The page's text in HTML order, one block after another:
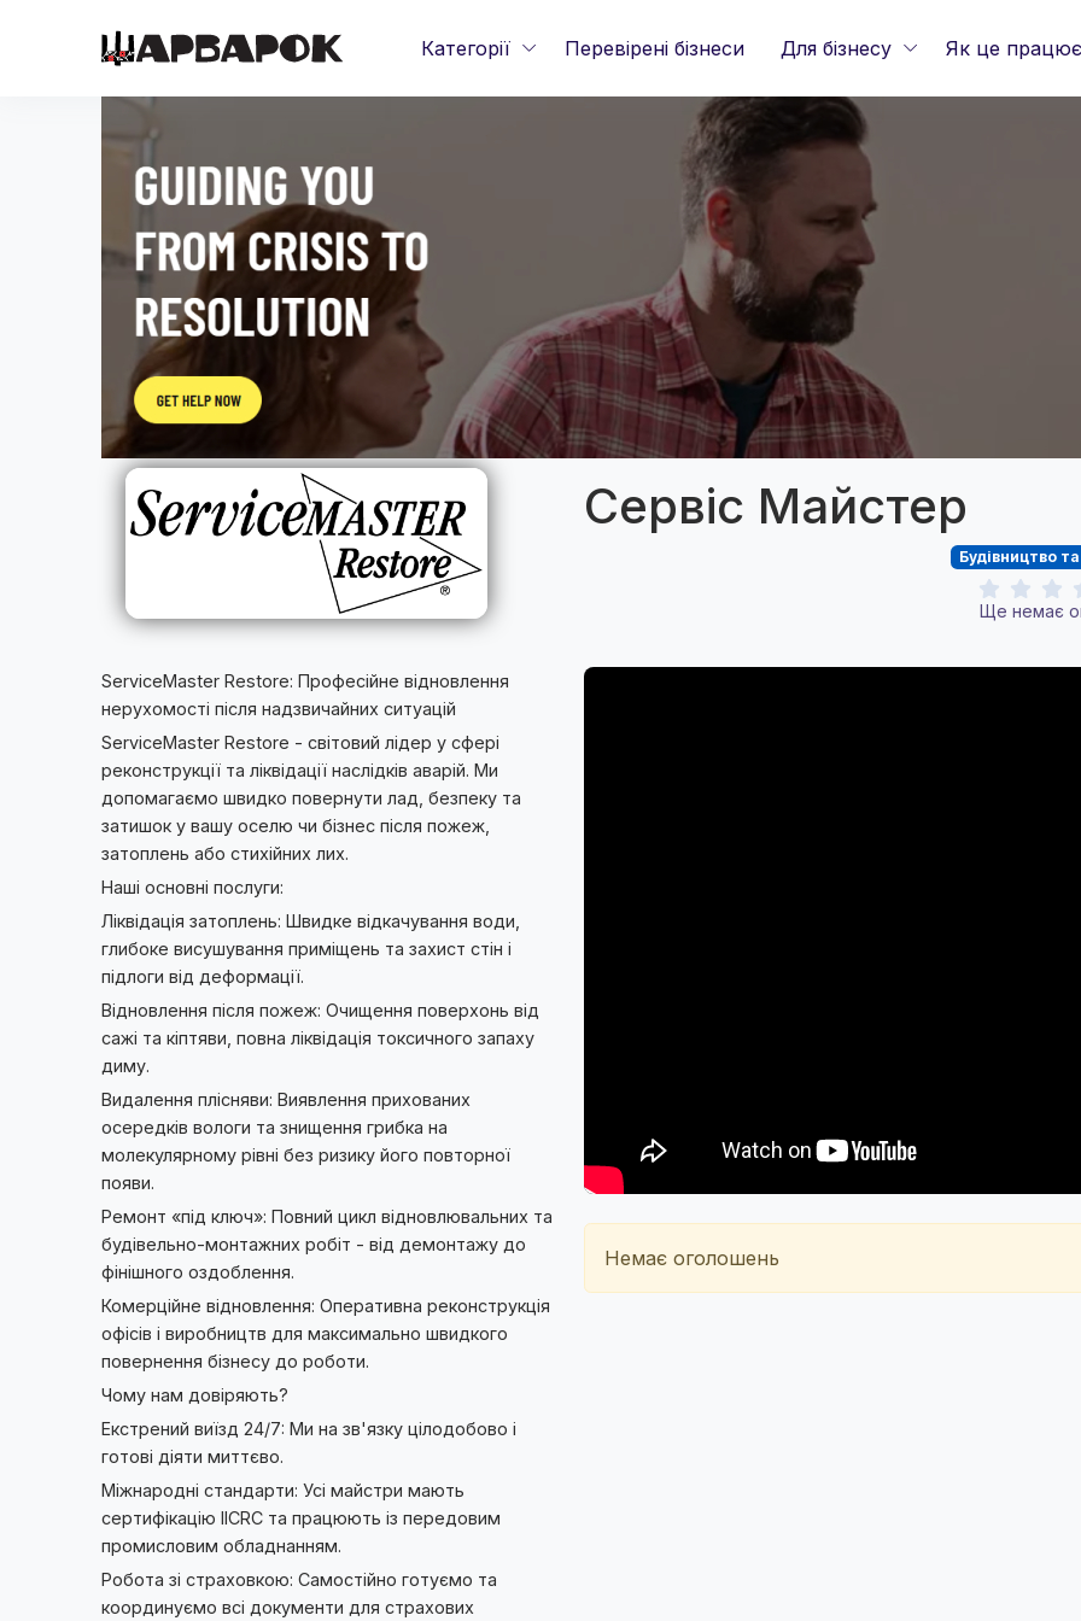
Категорії Перевірені бізнеси Для бізнесу Як це працює
Сервіс Майстер
Будівництво
Ще немає
ServiceMaster Restore: Професійне відновлення
нерухомості після надзвичайних ситуацій
ServiceMaster Restore - світовий лідер у сфері
реконструкції та ліквідації наслідків аварій. Ми
допомагаємо швидко повернути лад, безпеку та
затишок у вашу оселю чи бізнес після пожеж,
затоплень або стихійних лих.
Наші основні послуги:
Ліквідація затоплень: Швидке відкачування води,
глибоке висушування приміщень та захист стін і
підлоги від деформації.
Відновлення після пожеж: Очищення поверхонь від
сажі та кіптяви, повна ліквідація токсичного запаху
диму.
Видалення плісняви: Виявлення прихованих
осередків вологи та знищення грибка на
молекулярному рівні без ризику його повторної
появи.
Ремонт «під ключ»: Повний цикл відновлювальних та
будівельно-монтажних робіт - від демонтажу до
фінішного оздоблення.
Комерційне відновлення: Оперативна реконструкція
офісів і виробництв для максимально швидкого
повернення бізнесу до роботи.
Чому нам довіряють?
Екстрений виїзд 24/7: Ми на зв'язку цілодобово і
готові діяти миттєво.
Міжнародні стандарти: Усі майстри мають
сертифікацію IICRC та працюють із передовим
промисловим обладнанням.
Робота зі страховкою: Самостійно готуємо та
координуємо всі документи для страхових
Немає оголошень